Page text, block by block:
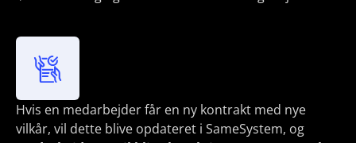
Hvis en medarbejder får en ny kontrakt med nye
vilkår, vil dette blive opdateret i SameSystem, og